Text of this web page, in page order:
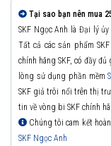
Tại sao bạn nên mua
SKF Ngọc Anh là Đại lý
Tất cả các sản phẩm
chính hãng SKF, có đầy
lòng sử dụng phần mềm
SKF giả trôi nổi trên thị
tin về vòng bi SKF chính
Chúng tôi cam kết
SKF Ngọc Anh